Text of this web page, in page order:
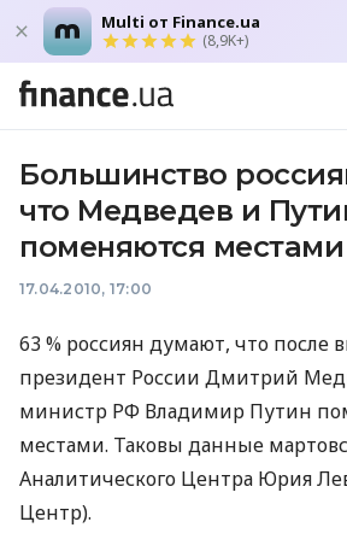
Multi от Finance.ua
(8,9K+)
Большинство
что Медведев и
поменяются
17.04.2010, 17:00
63 % россиян думают, что после
президент России Дмитрий
министр РФ Владимир Путин
местами. Таковы данные
Аналитического Центра Юрия
Центр).